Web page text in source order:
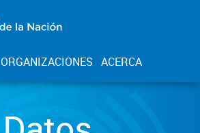
ORGANIZACIONES ACERCA